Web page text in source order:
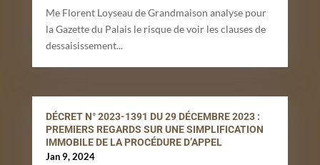
Me Florent Loyseau de Grandmaison analyse pour
la Gazette du Palais le risque de voir les clauses de
dessaisissement...
DÉCRET N° 2023-1391 DU 29 DÉCEMBRE 2023 :
PREMIERS REGARDS SUR UNE SIMPLIFICATION
IMMOBILE DE LA PROCÉDURE D’APPEL
Jan 9, 2024